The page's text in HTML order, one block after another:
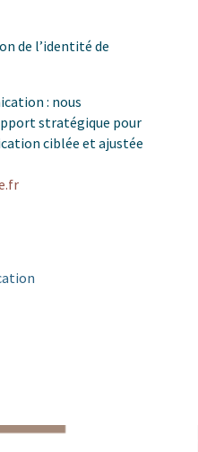
de l’identité de
: nous
stratégique pour
ciblée et ajustée